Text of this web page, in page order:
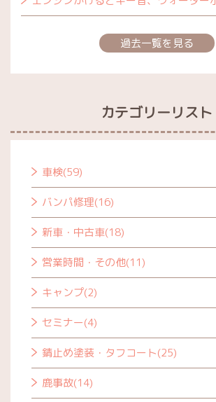
過去一覧を見る
カテゴリーリスト
車検(59)
バンパ修理(16)
新車・中古車(18)
営業時間・その他(11)
キャンプ(2)
セミナー(4)
錆止め塗装・タフコート(25)
鹿事故(14)